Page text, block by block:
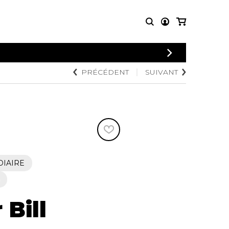
CONNEXION
PARTITIONS
POUR
Quatuor de saxophones
AUTRES
PRODUITS
Disques compacts et
DVDs
PRÉCÉDENT SUIVANT
Bill